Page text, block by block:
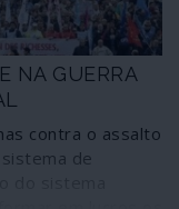
NA GUERRA
contra o assalto
de